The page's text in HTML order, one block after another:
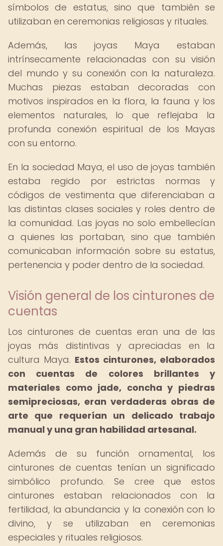
símbolos de estatus, sino que también se
utilizaban en ceremonias religiosas y rituales.
Además, las joyas Maya estaban
intrínsecamente relacionadas con su visión
del mundo y su conexión con la naturaleza.
Muchas piezas estaban decoradas con
motivos inspirados en la flora, la fauna y los
elementos naturales, lo que reflejaba la
profunda conexión espiritual de los Mayas
con su entorno.
En la sociedad Maya, el uso de joyas también
estaba regido por estrictas normas y
códigos de vestimenta que diferenciaban a
las distintas clases sociales y roles dentro de
la comunidad. Las joyas no solo embellecían
a quienes las portaban, sino que también
comunicaban información sobre su estatus,
pertenencia y poder dentro de la sociedad.
Visión general de los cinturones de
cuentas
Los cinturones de cuentas eran una de las
joyas más distintivas y apreciadas en la
cultura Maya. Estos cinturones, elaborados
con cuentas de colores brillantes y
materiales como jade, concha y piedras
semipreciosas, eran verdaderas obras de
arte que requerían un delicado trabajo
manual y una gran habilidad artesanal.
Además de su función ornamental, los
cinturones de cuentas tenían un significado
simbólico profundo. Se cree que estos
cinturones estaban relacionados con la
fertilidad, la abundancia y la conexión con lo
divino, y se utilizaban en ceremonias
especiales y rituales religiosos.